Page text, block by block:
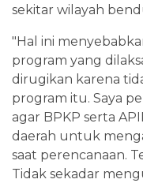
sekitar wilayah
"Hal ini
program yang
dirugikan karena
program itu. Saya
agar BPKP serta
daerah untuk
saat perencanaan.
Tidak sekadar